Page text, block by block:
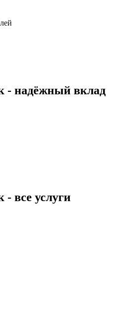
- надёжный вклад
все услуги